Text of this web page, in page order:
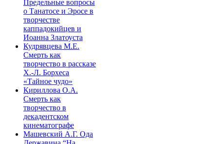
Предельные вопросы
о Танатосе и Эросе в
творчестве
каппадокийцев и
Иоанна Златоуста
Кудрявцева М.Е.
Смерть как
творчество в рассказе
Х.-Л. Борхеса
«Тайное чудо»
Кириллова О.А.
Смерть как
творчество в
декадентском
кинематографе
Машевский А.Г. Ода